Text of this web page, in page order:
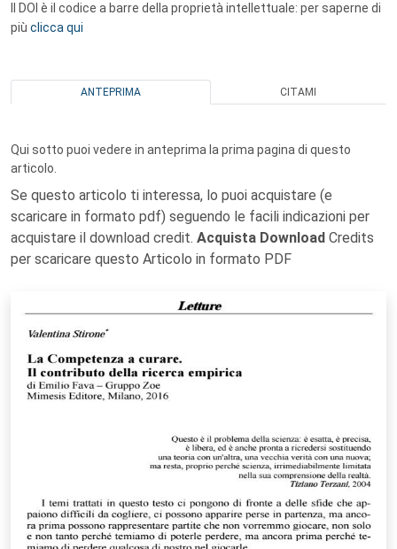
Il DOI è il codice a barre della proprietà intellettuale: per saperne di
più clicca qui
ANTEPRIMA CITAMI
Qui sotto puoi vedere in anteprima la prima pagina di questo
articolo.
Se questo articolo ti interessa, lo puoi acquistare (e
scaricare in formato pdf) seguendo le facili indicazioni per
acquistare il download credit. Acquista Download Credits
per scaricare questo Articolo in formato PDF